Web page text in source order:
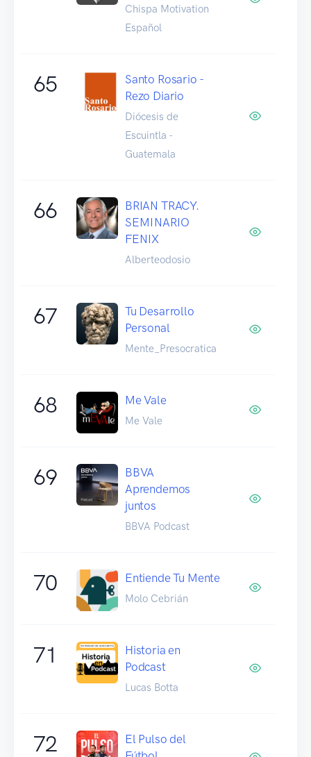
Chispa Motivation
Español
65
Santo Rosario -
Rezo Diario
Diócesis de
Escuintla -
Guatemala
66
BRIAN TRACY.
SEMINARIO
FENIX
Alberteodosio
67
Tu Desarrollo
Personal
Mente_Presocratica
68 Me Vale
Me Vale
69
BBVA
Aprendemos
juntos
BBVA Podcast
70 Entiende Tu Mente
Molo Cebrián
71
Historia en
Podcast
Lucas Botta
72
El Pulso del